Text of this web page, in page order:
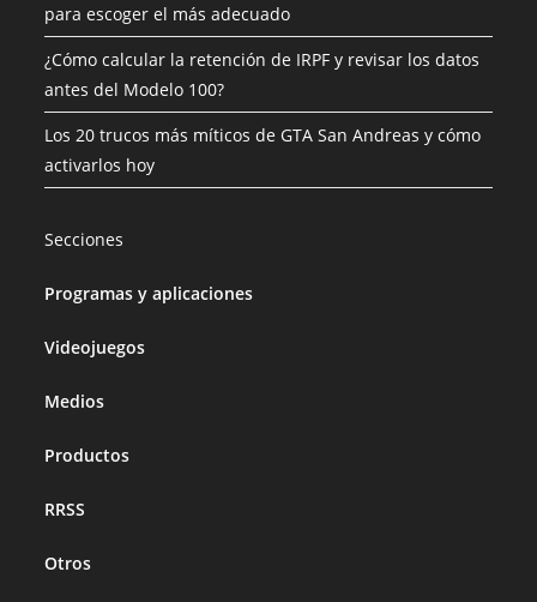
para escoger el más adecuado
¿Cómo calcular la retención de IRPF y revisar los datos
antes del Modelo 100?
Los 20 trucos más míticos de GTA San Andreas y cómo
activarlos hoy
Secciones
Programas y aplicaciones
Videojuegos
Medios
Productos
RRSS
Otros